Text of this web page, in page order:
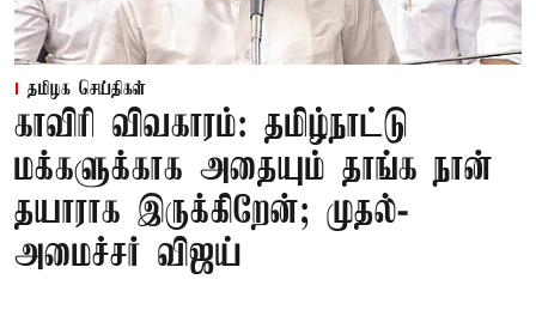
தமிழக செய்திகள்
காவிரி விவகாரம்: தமிழ்நாட்டு
மக்களுக்காக அதையும் தாங்க நான்
தயாராக இருக்கிறேன்; முதல்-
அமைச்சர் விஜய்